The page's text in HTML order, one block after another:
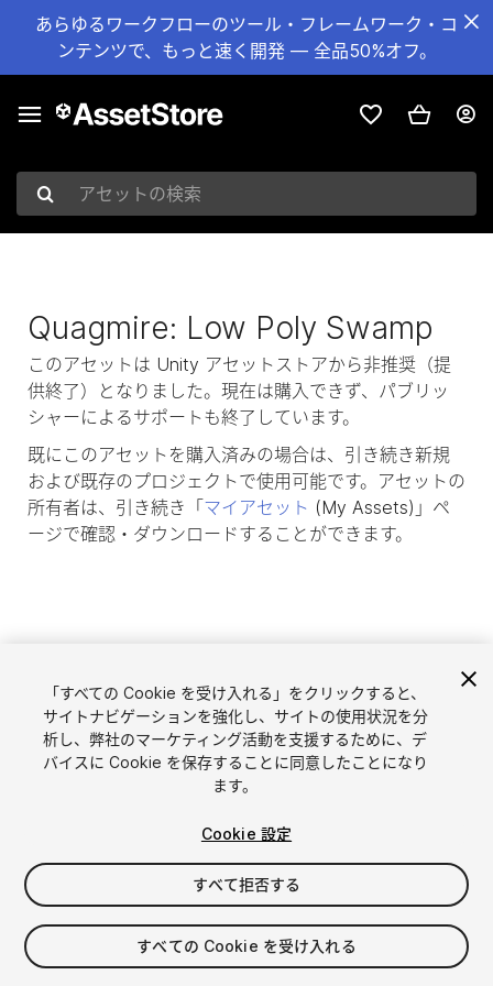
あらゆるワークフローのツール・フレームワーク・コ
ンテンツで、もっと速く開発 — 全品50%オフ。
アセットの検索
Quagmire: Low Poly Swamp
このアセットは Unity アセットストアから非推奨（提
供終了）となりました。現在は購入できず、パブリッ
シャーによるサポートも終了しています。
既にこのアセットを購入済みの場合は、引き続き新規
および既存のプロジェクトで使用可能です。アセットの
所有者は、引き続き「 マイアセット (My Assets)」ペ
ージで確認・ダウンロードすることができます。
简体中文
한국어
日本語
販売審査ガイドライン
Asset Store Tools
パブリッシャー管理画面
よくあるご質問
「すべての Cookie を受け入れる」をクリックすると、
サイトナビゲーションを強化し、サイトの使用状況を分
析し、弊社のマーケティング活動を支援するために、デ
バイスに Cookie を保存することに同意したことになり
ます。
Cookie 設定
すべて拒否する
すべての Cookie を受け入れる